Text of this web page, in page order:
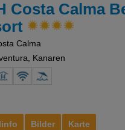
Bilder Karte
Costa Calma
Calma
Kanaren